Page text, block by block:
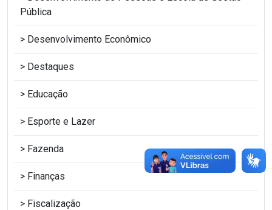
Pública
Desenvolvimento Econômico
Destaques
Educação
Esporte e Lazer
Fazenda
Finanças
Fiscalização